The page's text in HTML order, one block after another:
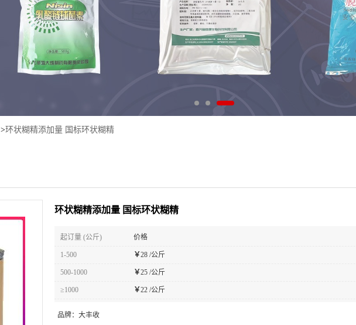
>环状糊精添加量 国标环状糊精
环状糊精添加量 国标环状糊精
起订量 (公斤) 价格
1-500 ￥28 /公斤
500-1000 ￥25 /公斤
≥1000 ￥22 /公斤
品牌： 大丰收